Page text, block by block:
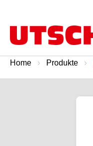
Home Produkte